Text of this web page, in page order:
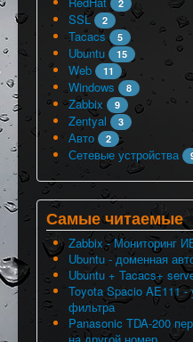
2
SSL 2
Tacacs 5
Ubuntu 15
Web 11
Windows 8
Zabbix 9
Zentyal 3
Авто 2
Сетевые устройства
Самые читаемые
Zabbix - Мониторинг
Ubuntu - доменная
Ubuntu + Tacacs+
Toyota Spacio AE111 -
фильтра
Panasonic TDA-200